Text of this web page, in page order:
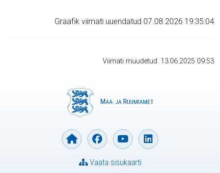
Graafik viimati uuendatud 07.08.2026 19:35:04
Viimati muudetud: 13.06.2025 09:53
Vaata sisukaarti